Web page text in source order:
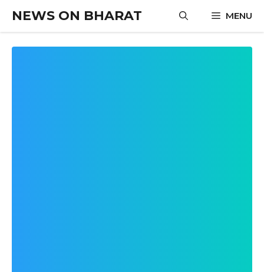
content
NEWS ON BHARAT MENU